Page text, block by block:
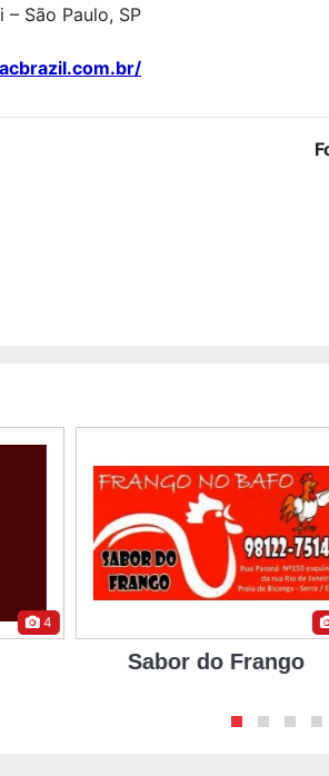
São Paulo, SP
Frango SEOPES